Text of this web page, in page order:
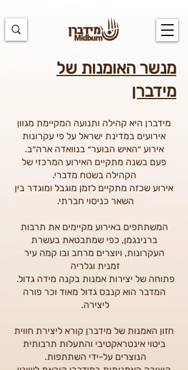
מנשר האומנות של
מידברן
מידברן היא קהילה ותנועה המקיימת מגוון
אירועים במדינת ישראל על פי עקרונות
אירוע ״האיש הבוער״ בנוואדה ארה״ב.
פעם בשנה מתקיים האירוע המרכזי של
הקהילה בשטח מדברי.
אירוע שכזה מתקיים לזמן מוגבל ומוגדר בין
השאר כניסוי חברתי.
המשתתפים באירוע מקיימים את תרבות
ברנינגמן, כפי שמתבטאת בעשרת
העקרונות, ויוצרים מרחב ובו קמה עיר
זמנית וגלריה
פתוחה של יצירות אמנות בקנה מידה גדול.
המדבר הוא קנבסגדול מאוד וכר פורה
ליצירה.
חזון האמנות של מידברן קורא ליצירת חווית
ביטוי אינטראקטיבי והתעלות תרבותית
הנוצרים על-ידי השתתפות.